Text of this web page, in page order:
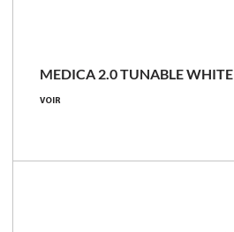
MEDICA 2.0 TUNABLE WHITE
VOIR